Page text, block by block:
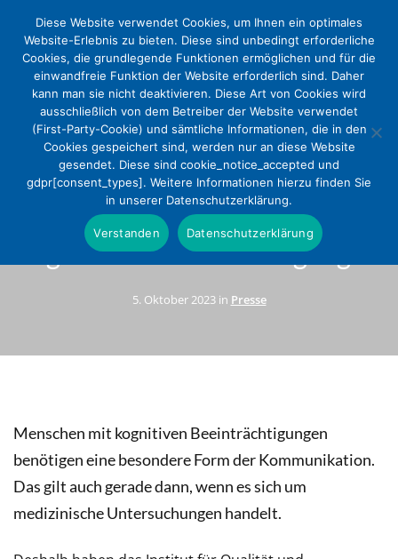
Informationen zur Darm-
Spiegelung für Menschen mit
kognitiven Beeinträchtigungen
5. Oktober 2023 in Presse
Menschen mit kognitiven Beeinträchtigungen
benötigen eine besondere Form der Kommunikation.
Das gilt auch gerade dann, wenn es sich um
medizinische Untersuchungen handelt.
Diese Website verwendet Cookies, um Ihnen ein optimales
Website-Erlebnis zu bieten. Diese sind unbedingt erforderliche
Cookies, die grundlegende Funktionen ermöglichen und für die
einwandfreie Funktion der Website erforderlich sind. Daher
kann man sie nicht deaktivieren. Diese Art von Cookies wird
ausschließlich von dem Betreiber der Website verwendet
(First-Party-Cookie) und sämtliche Informationen, die in den
Cookies gespeichert sind, werden nur an diese Website
gesendet. Diese sind cookie_notice_accepted und
gdpr[consent_types]. Weitere Informationen hierzu finden Sie
in unserer Datenschutzerklärung.
Verstanden Datenschutzerklärung